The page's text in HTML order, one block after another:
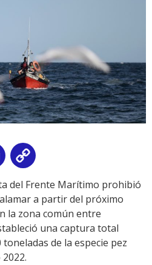
Email
Link
del Frente Marítimo prohibió
a partir del próximo
la zona común entre
una captura total
de la especie pez